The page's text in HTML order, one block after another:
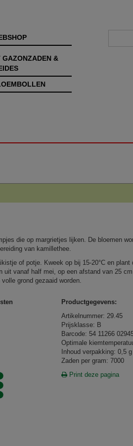
GAZONZADEN &
die op margrietjes lijken. De bloemen
van kamillethee.
of potje. Kweek op bij 15‑20°C en plant
uit vanaf half mei, op een afstand van 25
grond gezaaid worden.
Productgegevens:
Artikelnummer: 29.45
Prijsklasse: B
Barcode: 54 11266
Optimale
Inhoud verpakking: 0,5 g
Zaden per gram: 7000
Print deze pagina